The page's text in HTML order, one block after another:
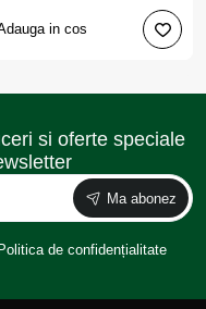
in cos
si oferte speciale
Ma abonez
Politica de confidențialitate